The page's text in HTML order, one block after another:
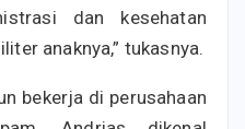
dan kesehatan
anaknya,” tukasnya.
bekerja di perusahaan